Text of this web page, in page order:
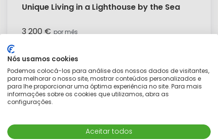
Mapa
Unique Living in a Lighthouse by the Sea
3 200 € por mês
Nós usamos cookies
Podemos colocá-los para análise dos nossos dados de visitantes,
para melhorar o nosso site, mostrar conteúdos personalizados e
para lhe proporcionar uma óptima experiência no site. Para mais
informações sobre os cookies que utilizamos, abra as
configurações.
Aceitar todos